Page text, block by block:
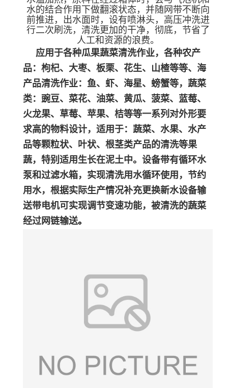
水的结合作用下做翻滚状态，并随网带不断向
前推进，出水面时，设有喷淋头，高压冲洗进
行二次刷洗，清洗更加的干净，彻底，节省了
人工和资源的浪费。
应用于各种瓜果蔬菜清洗作业，各种农产
品：枸杞、大枣、板栗、花生、山楂等等、海
产品清洗作业：鱼、虾、海星、螃蟹等，蔬菜
类：豌豆、菜花、油菜、黄瓜、菠菜、蓝莓、
火龙果、草莓、苹果、桔等等一系列对外形要
求高的物料设计，适用于：蔬菜、水果、水产
品等颗粒状、叶状、根茎类产品的清洗等果
蔬，特别适用生长在泥土中。设备带有循环水
泵和过滤水箱，实现清洗用水循环使用，节约
用水，根据实际生产情况补充更换新水设备输
送带电机可实现调节变速功能，被清洗的蔬菜
经过网链输送。